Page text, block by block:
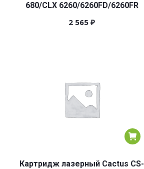
680/CLX 6260/6260FD/6260FR
2 565 ₽
Картридж лазерный Cactus CS-